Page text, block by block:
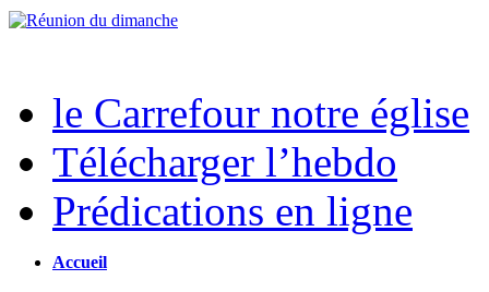
le Carrefour notre église
Télécharger l’hebdo
Prédications en ligne
Accueil